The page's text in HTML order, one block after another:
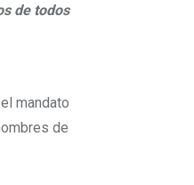
de todos
mandato
de